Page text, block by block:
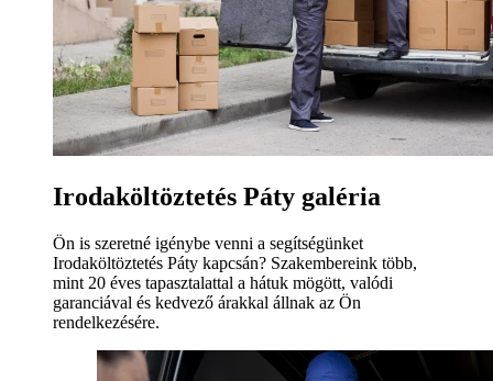
Irodaköltöztetés Páty galéria
Ön is szeretné igénybe venni a segítségünket
Irodaköltöztetés Páty kapcsán? Szakembereink több,
mint 20 éves tapasztalattal a hátuk mögött, valódi
garanciával és kedvező árakkal állnak az Ön
rendelkezésére.